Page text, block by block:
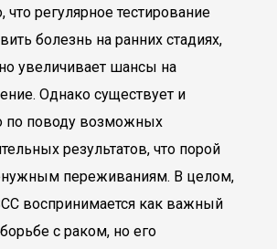
что регулярное тестирование
болезнь на ранних стадиях,
увеличивает шансы на
Однако существует и
по поводу возможных
результатов, что порой
переживаниям. В целом,
воспринимается как важный
с раком, но его